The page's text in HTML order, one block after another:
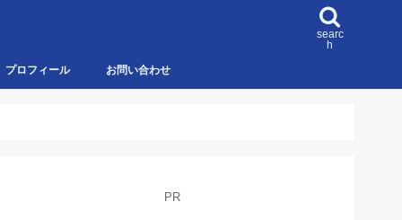
searc
h
プロフィール お問い合わせ
PR